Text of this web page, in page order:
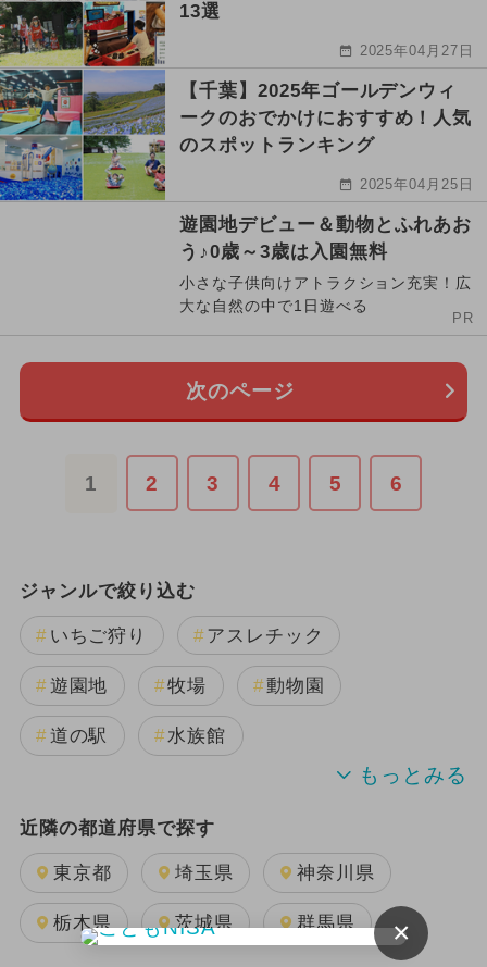
13選
2025年04月27日
【千葉】2025年ゴールデンウィ
ークのおでかけにおすすめ！人気
のスポットランキング
2025年04月25日
遊園地デビュー＆動物とふれあお
う♪0歳～3歳は入園無料
小さな子供向けアトラクション充実！広
大な自然の中で1日遊べる
PR
次のページ
1 2 3 4 5 6
ジャンルで絞り込む
いちご狩り アスレチック
遊園地 牧場 動物園
道の駅 水族館
温泉・スパ BBQ(バーベキュー)
植物園 キャンプ 公園
テーマパーク ホテル・宿泊施設
近隣の都道府県で探す
東京都 埼玉県 神奈川県
栃木県 茨城県 群馬県 ×